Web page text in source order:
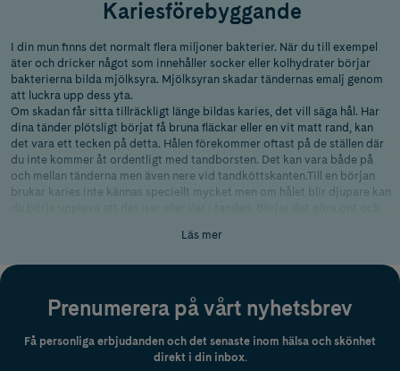
Kariesförebyggande
I din mun finns det normalt flera miljoner bakterier. När du till exempel
äter och dricker något som innehåller socker eller kolhydrater börjar
bakterierna bilda mjölksyra. Mjölksyran skadar tändernas emalj genom
att luckra upp dess yta.
Om skadan får sitta tillräckligt länge bildas karies, det vill säga hål. Har
dina tänder plötsligt börjat få bruna fläckar eller en vit matt rand, kan
det vara ett tecken på detta. Hålen förekommer oftast på de ställen där
du inte kommer åt ordentligt med tandborsten. Det kan vara både på
och mellan tänderna men även nere vid tandköttskanten.Till en början
brukar karies inte kännas speciellt mycket men om hålet blir djupare kan
Undvik hål i tänderna
tänderna. Salivet smörjer munslemhinnan, spolar rent tänderna och
neutraliserar den skadliga syran.
jobb och stoppa syra-attackerna.
Borsta tänderna noga, gärna under två minuter, två gånger per dag
Läs mer
Prenumerera på vårt nyhetsbrev
Få personliga erbjudanden och det senaste inom hälsa och skönhet
direkt i din inbox.